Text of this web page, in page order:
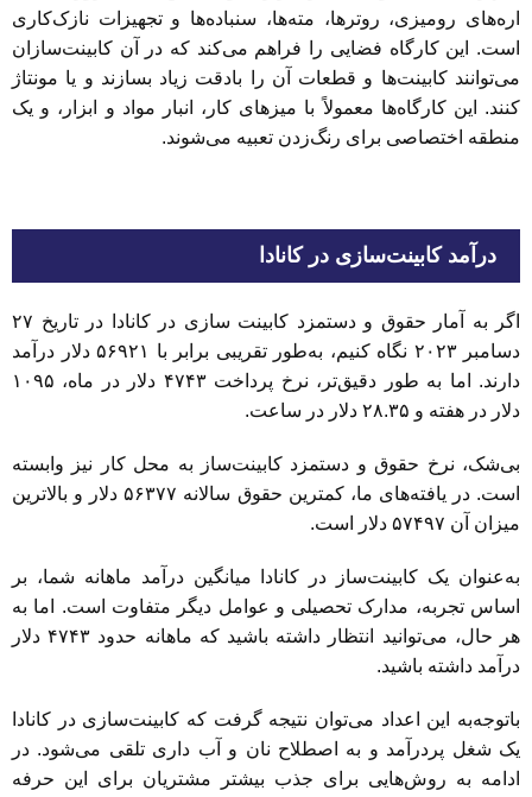
اره‌های رومیزی، روترها، مته‌ها، سنباده‌ها و تجهیزات نازک‌کاری
است. این کارگاه فضایی را فراهم می‌کند که در آن کابینت‌سازان
می‌توانند کابینت‌ها و قطعات آن را بادقت زیاد بسازند و یا مونتاژ
کنند. این کارگاه‌ها معمولاً با میزهای کار، انبار مواد و ابزار، و یک
منطقه اختصاصی برای رنگ‌زدن تعبیه می‌شوند.
درآمد کابینت‌سازی در کانادا
اگر به آمار حقوق و دستمزد کابینت سازی در کانادا در تاریخ ۲۷
دسامبر ۲۰۲۳ نگاه کنیم، به‌طور تقریبی برابر با ۵۶۹۲۱ دلار درآمد
دارند. اما به طور دقیق‌تر، نرخ پرداخت ۴۷۴۳ دلار در ماه، ۱۰۹۵
دلار در هفته و ۲۸.۳۵ دلار در ساعت.
بی‌شک، نرخ حقوق و دستمزد کابینت‌ساز به محل کار نیز وابسته
است. در یافته‌های ما، کمترین حقوق سالانه ۵۶۳۷۷ دلار و بالاترین
میزان آن ۵۷۴۹۷ دلار است.
به‌عنوان یک کابینت‌ساز در کانادا میانگین درآمد ماهانه شما، بر
اساس تجربه، مدارک تحصیلی و عوامل دیگر متفاوت است. اما به
هر حال، می‌توانید انتظار داشته باشید که ماهانه حدود ۴۷۴۳ دلار
درآمد داشته باشید.
باتوجه‌به این اعداد می‌توان نتیجه گرفت که کابینت‌سازی در کانادا
یک شغل پردرآمد و به اصطلاح نان و آب داری تلقی می‌شود. در
ادامه به روش‌هایی برای جذب بیشتر مشتریان برای این حرفه